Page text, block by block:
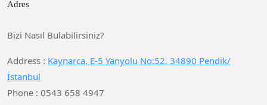
Adres
Bizi Nasıl Bulabilirsiniz?
Address : Kaynarca, E-5 Yanyolu No:52, 34890 Pendik/
İstanbul
Phone : 0543 658 4947